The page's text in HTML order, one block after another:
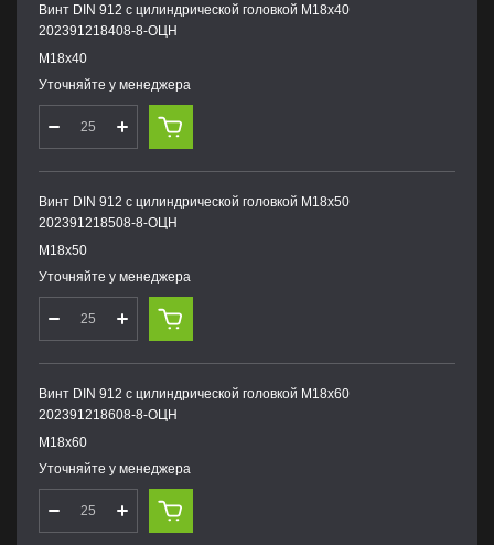
Винт DIN 912 с цилиндрической головкой М18х40
202391218408-8-ОЦН
М18х40
Уточняйте у менеджера
Винт DIN 912 с цилиндрической головкой М18х50
202391218508-8-ОЦН
М18х50
Уточняйте у менеджера
Винт DIN 912 с цилиндрической головкой М18х60
202391218608-8-ОЦН
М18х60
Уточняйте у менеджера